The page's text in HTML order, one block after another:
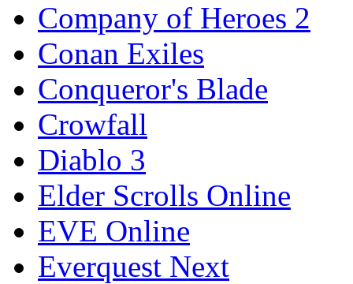
Company of Heroes 2
Conan Exiles
Conqueror's Blade
Crowfall
Diablo 3
Elder Scrolls Online
EVE Online
Everquest Next